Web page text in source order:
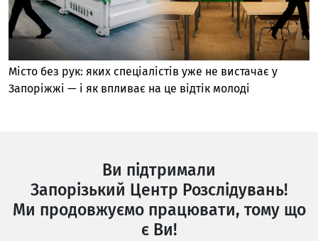
Місто без рук: яких спеціалістів уже не вистачає у
Запоріжжі — і як впливає на це відтік молоді
Ви підтримали
Запорізький Центр Розслідувань!
Ми продовжуємо працювати, тому що
є Ви!